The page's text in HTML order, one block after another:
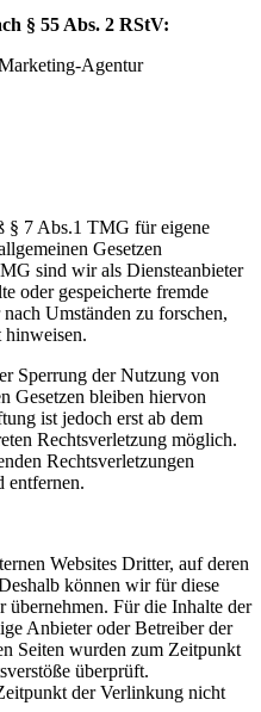
§ 55 Abs. 2 RStV:
Agentur
§ 7 Abs.1 TMG für eigene
Gesetzen
sind wir als Diensteanbieter
oder gespeicherte fremde
Umständen zu forschen,
hinweisen.
Sperrung der Nutzung von
Gesetzen bleiben hiervon
ist jedoch erst ab dem
Rechtsverletzung möglich.
Rechtsverletzungen
entfernen.
Websites Dritter, auf deren
können wir für diese
übernehmen. Für die Inhalte der
Anbieter oder Betreiber der
Seiten wurden zum Zeitpunkt
überprüft.
der Verlinkung nicht